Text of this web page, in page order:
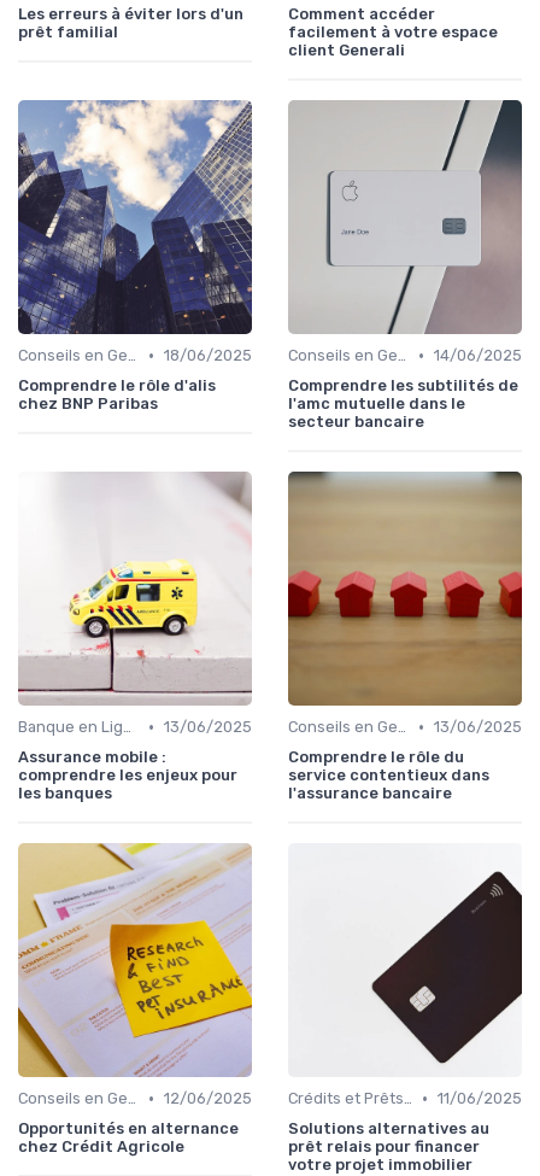
Les erreurs à éviter lors d'un
prêt familial
Comment accéder
facilement à votre espace
client Generali
Conseils en Gestion de Patrimoine • 18/06/2025
Comprendre le rôle d'alis
chez BNP Paribas
Conseils en Gestion de Patrimoine • 14/06/2025
Comprendre les subtilités de
l'amc mutuelle dans le
secteur bancaire
Banque en Ligne et Mobile • 13/06/2025
Assurance mobile :
comprendre les enjeux pour
les banques
Conseils en Gestion de Patrimoine • 13/06/2025
Comprendre le rôle du
service contentieux dans
l'assurance bancaire
Conseils en Gestion de Patrimoine • 12/06/2025
Opportunités en alternance
chez Crédit Agricole
Crédits et Prêts Personnels • 11/06/2025
Solutions alternatives au
prêt relais pour financer
votre projet immobilier